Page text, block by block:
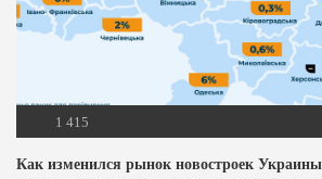
1 415
Как изменился рынок новостроек